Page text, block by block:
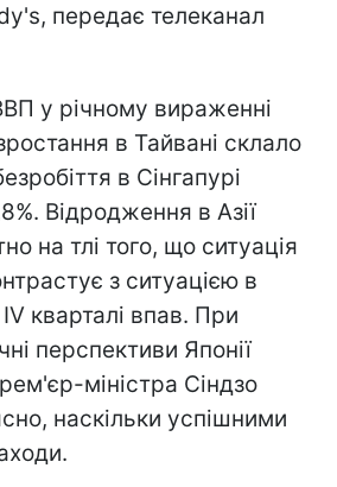
передає телеканал
у річному вираженні
в Тайвані склало
в Сінгапурі
Відродження в Азії
на тлі того, що ситуація
з ситуацією в
кварталі впав. При
перспективи Японії
міністра Сіндзо
наскільки успішними